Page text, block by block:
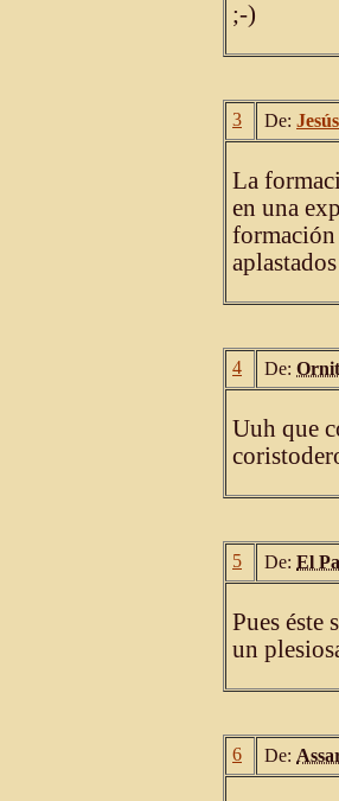
;-)
3 De: Jesús
La
en una
formación
4 De:
Uuh que
5 De: El
Pues éste
un
6 De: